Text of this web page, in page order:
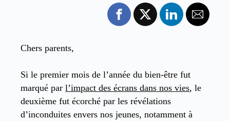
Chers parents,
Si le premier mois de l’année du bien-être fut
marqué parl’impact des écrans dans nos vies, le
deuxième fut écorché par les révélations
d’inconduites envers nos jeunes, notamment à